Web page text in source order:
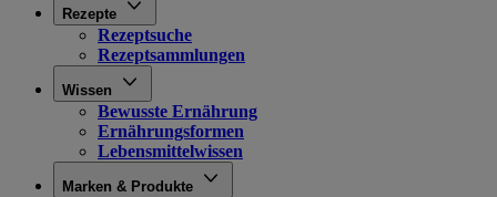
Rezepte
Rezeptsuche
Rezeptsammlungen
Wissen
Bewusste Ernährung
Ernährungsformen
Lebensmittelwissen
Marken & Produkte